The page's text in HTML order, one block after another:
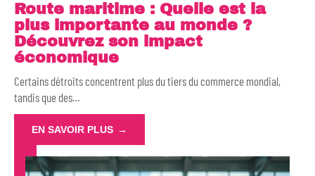
Route maritime : Quelle est la
plus importante au monde ?
Découvrez son impact
économique
Certains détroits concentrent plus du tiers du commerce mondial,
tandis que des…
EN SAVOIR PLUS